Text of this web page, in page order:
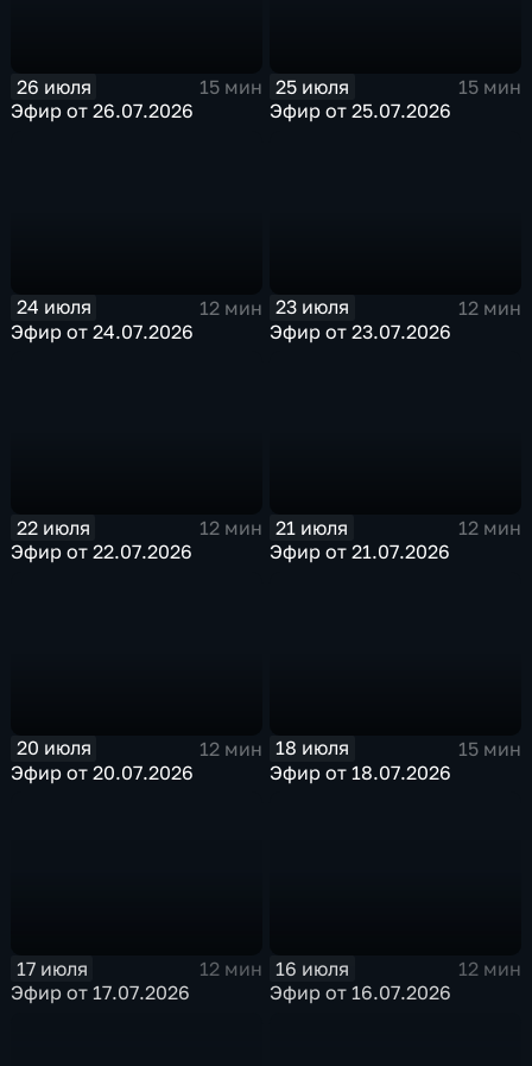
26 июля
15 мин
Эфир от 26.07.2026
25 июля
15 мин
Эфир от 25.07.2026
24 июля
12 мин
Эфир от 24.07.2026
23 июля
12 мин
Эфир от 23.07.2026
22 июля
12 мин
Эфир от 22.07.2026
21 июля
12 мин
Эфир от 21.07.2026
20 июля
12 мин
Эфир от 20.07.2026
18 июля
15 мин
Эфир от 18.07.2026
17 июля
12 мин
Эфир от 17.07.2026
16 июля
12 мин
Эфир от 16.07.2026